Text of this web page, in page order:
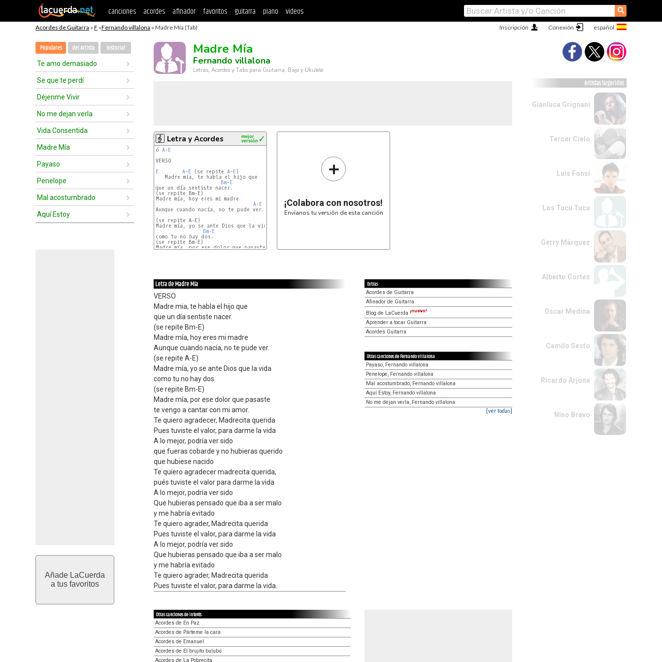
canciones acordes afinador favoritos guitarra piano videos ⚲
Acordes de Guitarra » F »Fernando villalona » Madre Mía (Tab) Conexión
Inscripción
Populares del Artista Historial
Te amo demasiado
Se que te perdí
Déjenme Vivir
No me dejan verla
Vida Consentida
Madre Mía
Payaso
Penelope
Mal acostumbrado
Aquí Estoy
Añade LaCuerda
a tus favoritos
Madre Mía
Fernando villalona
Letras, Acordes y Tabs para Guitarra, Bajo y Ukulele
Letra y Acordes ✓
mejor
versión
ó A-E
VERSO
E
A-E (se repite A-E)
   Madre mia, te habla el hijo que
Bm-E
que un día sentiste nacer.
(se repite Bm-E)
Madre mía, hoy eres mi madre
A-E
Aunque cuando nacía, no te pude ver.
(se repite A-E)
Madre mía, yo se ante Dios que la vida
Bm-E
como tu no hay dos.
(se repite Bm-E)
Madre mía, por ese dolor que pasaste
+
¡Colabora con nosotros!
Envíanos tu versión de esta canción
Letra de Madre Mía
VERSO
Madre mia, te habla el hijo que
que un día sentiste nacer.
(se repite Bm-E)
Madre mía, hoy eres mi madre
Aunque cuando nacía, no te pude ver.
(se repite A-E)
Madre mía, yo se ante Dios que la vida
como tu no hay dos.
(se repite Bm-E)
Madre mía, por ese dolor que pasaste
te vengo a cantar con mi amor.
Te quiero agradecer, Madrecita querida
Pues tuviste el valor, para darme la vida
A lo mejor, podría ver sido
que fueras cobarde y no hubieras querido
que hubiese nacido
Te quiero agradecer madrecita querida,
pués tuviste el valor para darme la vida
A lo mejor, podría ver sido
Que hubieras pensado que iba a ser malo
y me habría evitado
Te quiero agrader, Madrecita querida
Pues tuviste el valor, para darme la vida
A lo mejor, podría ver sido
Que hubieras pensado que iba a ser malo
y me habría evitado
Te quiero agrader, Madrecita querida
Pues tuviste el valor, para darme la vida.
Extras
Acordes de Guitarra
Afinador de Guitarra
Blog de LaCuerda ¡nuevo!
Aprender a tocar Guitarra
Acordes Guitarra
Otras canciones de Fernando villalona
Payaso, Fernando villalona
Penelope, Fernando villalona
Mal acostumbrado, Fernando villalona
Aquí Estoy, Fernando villalona
No me dejan verla, Fernando villalona
[ver todas]
Otras canciones de interés
Acordes de En Paz
Acordes de Párteme la cara
Acordes de Emanuel
Acordes de El brujito bulubú
Acordes de La Pobrecita
Artistas Sugeridos
Gianluca Grignani
Tercer Cielo
Luis Fonsi
Los Tucu Tucu
Gerry Márquez
Alberto Cortez
Oscar Medina
Camilo Sesto
Ricardo Arjona
Nino Bravo